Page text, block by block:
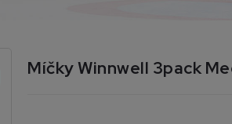
Míčky Winnwell 3pack